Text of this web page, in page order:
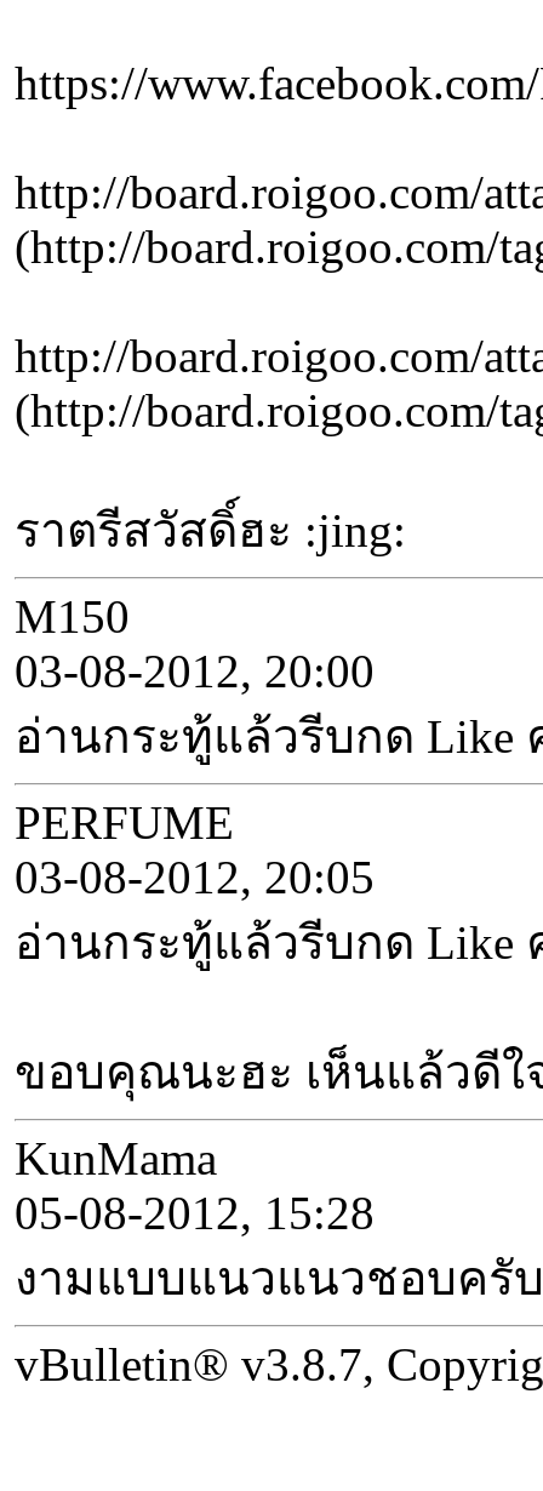
https://
http://board.roigoo.com/
(http://board.roigoo.com/
http://board.roigoo.com/
(http://board.roigoo.com/
ราตรีสวัสดิ์ฮะ :jing:
M150
03-08-2012, 20:00
อ่านกระทู้แล้วรีบกด Like
PERFUME
03-08-2012, 20:05
อ่านกระทู้แล้วรีบกด Like
ขอบคุณนะฮะ เห็นแล้วดีใจ
KunMama
05-08-2012, 15:28
งามแบบแนวแนวชอบครับ
vBulletin® v3.8.7,